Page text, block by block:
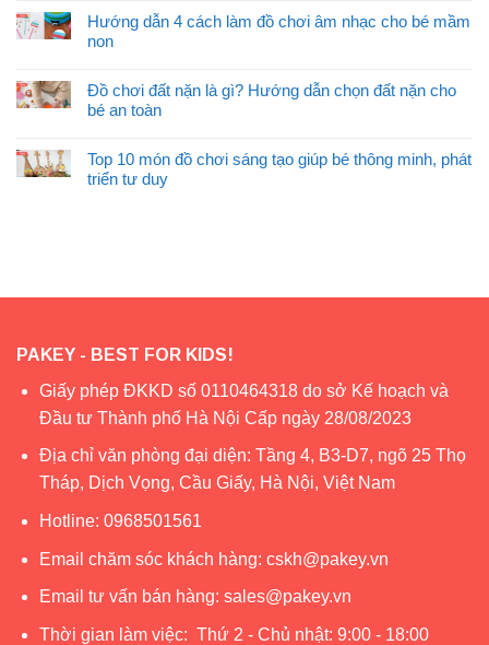
Hướng dẫn 4 cách làm đồ chơi âm nhạc cho bé mầm
non
Đồ chơi đất nặn là gì? Hướng dẫn chọn đất nặn cho
bé an toàn
Top 10 món đồ chơi sáng tạo giúp bé thông minh, phát
triển tư duy
PAKEY - BEST FOR KIDS!
Giấy phép ĐKKD số 0110464318 do sở Kế hoạch và
Đầu tư Thành phố Hà Nội Cấp ngày 28/08/2023
Địa chỉ văn phòng đại diện: Tầng 4, B3-D7, ngõ 25 Thọ
Tháp, Dịch Vọng, Cầu Giấy, Hà Nội, Việt Nam
Hotline: 0968501561
Email chăm sóc khách hàng: cskh@pakey.vn
Email tư vấn bán hàng: sales@pakey.vn
Thời gian làm việc: Thứ 2 - Chủ nhật: 9:00 - 18:00